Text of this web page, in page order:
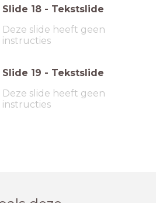
Slide 18 - Tekstslide
Deze slide heeft geen
instructies
Slide 19 - Tekstslide
Deze slide heeft geen
instructies